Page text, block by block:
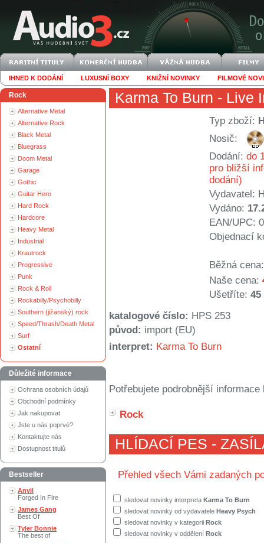
IHNED K DODÁNÍ LUXUSNÍ BOXY KNIŽNÍ NOVINKY FILMOVÉ
Rock
Alternative Metal
Alternative Rock
Black Metal
Bluegrass
Doom Metal
Garage
Gothic
Guitar Hero
Hard Rock
Hardcore
Heavy Metal
Industrial
Krautrock
Progressive
Punk
Rock & Roll
Rockabilly/Psychobilly
Southern (jižanský) rock
Speed/Thrash/Death Metal
Surf
Ostatní
Důležité informace
Ochrana osobních údajů
Obchodní podmínky
Jak nakupovat
Jste u nás poprvé?
Kontaktujte nás
Dostupnost titulů
Bestseller
Anvil
Forged In Fire
James Gang
Best Of
Tyler Bonnie
The best of
Karma To Burn - Live
Typ zboží:
Nosič:
Dodání: do
pro bližší
dodání)
Vydavatel:
Vydáno:
EAN/UPC:
Objednací
Běžná cena:
Naše cena:
Ušetříte: 45
katalogové číslo: HPS 253
původ: import (EU)
interpret: Karma To Burn
Potřebujete podrobnější
Rock
HLÍDACÍ PES -
Přehled všech Vámi zadaných
sledovat novinky interpreta Karma To Burn
sledovat novinky od vydavatele Heavy Psych
sledovat novinky v kategorii Rock
sledovat novinky v oddělení Rock